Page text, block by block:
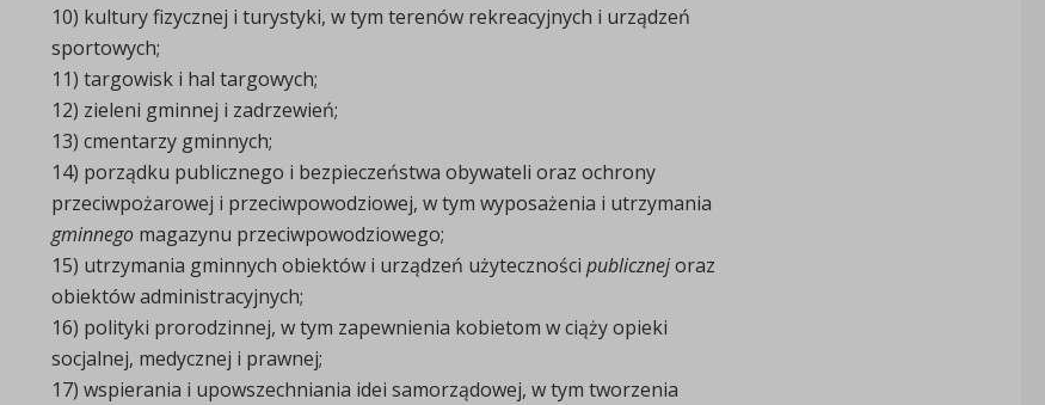
10) kultury fizycznej i turystyki, w tym terenów rekreacyjnych i urządzeń
sportowych;
11) targowisk i hal targowych;
12) zieleni gminnej i zadrzewień;
13) cmentarzy gminnych;
14) porządku publicznego i bezpieczeństwa obywateli oraz ochrony
przeciwpożarowej i przeciwpowodziowej, w tym wyposażenia i utrzymania
gminnegomagazynu przeciwpowodziowego;
15) utrzymania gminnych obiektów i urządzeń użyteczności publicznejoraz
obiektów administracyjnych;
16) polityki prorodzinnej, w tym zapewnienia kobietom w ciąży opieki
socjalnej, medycznej i prawnej;
17) wspierania i upowszechniania idei samorządowej, w tym tworzenia